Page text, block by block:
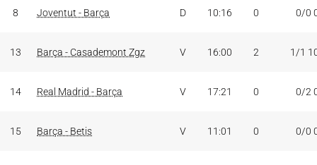
8 Joventut - Barça D 10:16 0 0/0
13 Barça - Casademont Zgz V 16:00 2 1/1
14 Real Madrid - Barça V 17:21 0 0/2
15 Barça - Betis V 11:01 0 0/0